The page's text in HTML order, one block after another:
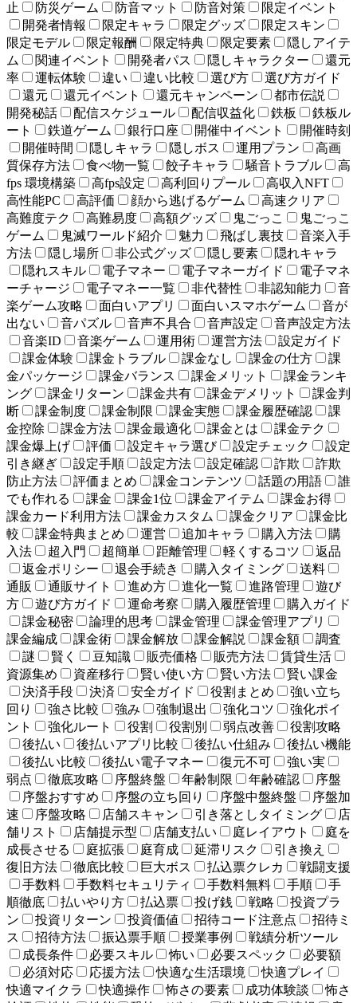
止
防災ゲーム 防音マット 防音対策
限定イベント
開発者情報
限定キャラ 限定グッズ
限定スキン
限定モデル
限定報酬 限定特典 限定要素
隠しアイテ
ム
関連イベント 開発者パス 隠しキャラクター
還元
率
運転体験 違い 違い比較 選び方
選び方ガイド
還元
還元イベント 還元キャンペーン
都市伝説
開発秘話
配信スケジュール 配信収益化 鉄板
鉄板ル
ート
鉄道ゲーム 銀行口座 開催中イベント
開催時刻
開催時間
隠しキャラ 隠しボス 運用プラン
高画
質保存方法
食べ物一覧 餃子キャラ 騒音トラブル
高
fps 環境構築
高fps設定 高利回りプール
高収入NFT
高性能PC
高評価 顔から逃げるゲーム
高速クリア
高難度テク
高難易度 高額グッズ 鬼ごっこ
鬼ごっこ
ゲーム
鬼滅ワールド紹介 魅力 飛ばし裏技
音楽入手
方法
隠し場所 非公式グッズ 隠し要素
隠れキャラ
隠れスキル
電子マネー 電子マネーガイド
電子マネ
ーチャージ
電子マネー一覧 非代替性 非認知能力
音
楽ゲーム攻略
面白いアプリ 面白いスマホゲーム
音が
出ない
音パズル 音声不具合 音声設定
音声設定方法
音楽ID
音楽ゲーム 運用術 運営方法
設定ガイド
課金体験
課金トラブル 課金なし 課金の仕方
課
金パッケージ
課金バランス 課金メリット
課金ランキ
ング
課金リターン 課金共有 課金デメリット
課金判
断
課金制度 課金制限 課金実態 課金履歴確認
課
金控除
課金方法 課金最適化 課金とは
課金テク
課金爆上げ
評価 設定キャラ選び 設定チェック
設定
引き継ぎ
設定手順 設定方法 設定確認 詐欺
詐欺
防止方法
評価まとめ 課金コンテンツ 話題の用語
誰
でも作れる
課金 課金1位 課金アイテム
課金お得
課金カード利用方法
課金カスタム 課金クリア
課金比
較
課金特典まとめ 運営 追加キャラ 購入方法
購
入法
超入門 超簡単 距離管理 軽くするコツ
返品
返金ポリシー
退会手続き 購入タイミング
送料
通販
通販サイト 進め方 進化一覧 進路管理
遊び
方
遊び方ガイド 運命考察 購入履歴管理
購入ガイド
課金秘密
論理的思考 課金管理
課金管理アプリ
課金編成
課金術 課金解放 課金解説 課金額
調査
謎
賢く 豆知識 販売価格 販売方法
賃貸生活
資源集め
資産移行 賢い使い方 賢い方法
賢い課金
決済手段
決済 安全ガイド 役割まとめ
強い立ち
回り
強さ比較 強み 強制退出 強化コツ
強化ポイ
ント
強化ルート 役割 役割別 弱点改善
役割攻略
後払い
後払いアプリ比較 後払い仕組み
後払い機能
後払い比較
後払い電子マネー 復元不可
強い実
弱点
徹底攻略 序盤終盤 年齢制限 年齢確認
序盤
序盤おすすめ
序盤の立ち回り 序盤中盤終盤
序盤加
速
序盤攻略 店舗スキャン 引き落としタイミング
店
舗リスト
店舗提示型 店舗支払い 庭レイアウト
庭を
成長させる
庭拡張 庭育成 延滞リスク
引き換え
復旧方法
徹底比較 巨大ボス 払込票クレカ
戦闘支援
手数料
手数料セキュリティ 手数料無料 手順
手
順徹底
払いやり方 払込票 投げ銭 戦略
投資プラ
ン
投資リターン 投資価値 招待コード注意点
招待ミ
ス
招待方法 振込票手順 授業事例
戦績分析ツール
成長条件
必要スキル 怖い 必要スペック
必要額
必須対応
応援方法 快適な生活環境
快適プレイ
快適マイクラ
快適操作 怖さの要素 成功体験談
怖さ